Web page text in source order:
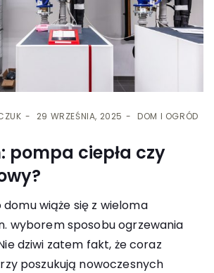
29 WRZEŚNIA, 2025
DOM I OGRÓD
pompa ciepła czy
wiąże się z wieloma
wyborem sposobu ogrzewania
dziwi zatem fakt, że coraz
poszukują nowoczesnych